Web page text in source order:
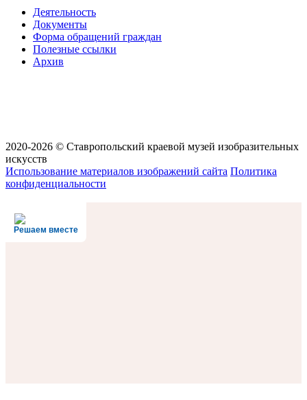
Деятельность
Документы
Форма обращений граждан
Полезные ссылки
Архив
2020-2026 © Ставропольский краевой музей изобразительных
искусств
Использование материалов изображений сайта Политика
конфиденциальности
Решаем вместе